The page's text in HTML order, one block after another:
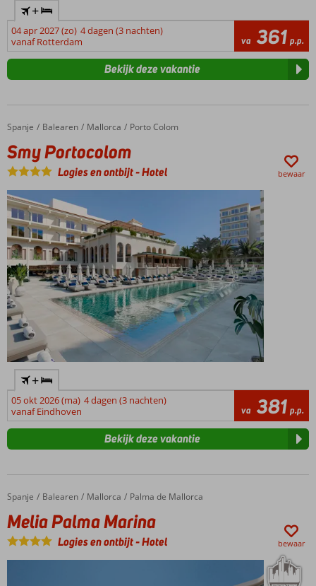
+
04 apr 2027 (zo) 4 dagen (3 nachten)
vanaf Rotterdam
va 361 p.p.
Bekijk deze vakantie
Home
Spanje Balearen Mallorca Porto Colom
Smy Portocolom
Smy Portocolom
Logies en ontbijt-Hotel bewaar
+
05 okt 2026 (ma) 4 dagen (3 nachten)
vanaf Eindhoven
va 381 p.p.
Bekijk deze vakantie
Home
Spanje Balearen Mallorca Palma de Mallorca
Melia Palma Marina
Melia Palma Marina
Logies en ontbijt-Hotel bewaar